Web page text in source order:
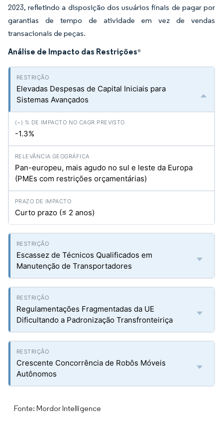
2023, refletindo a disposição dos usuários finais de pagar por
garantias de tempo de atividade em vez de vendas
transacionais de peças.
Análise de Impacto das Restrições*
Elevadas Despesas de Capital Iniciais para
Sistemas Avançados
-1.3%
Pan-europeu, mais agudo no sul e leste da Europa
(PMEs com restrições orçamentárias)
Curto prazo (≤ 2 anos)
Escassez de Técnicos Qualificados em
Manutenção de Transportadores
Regulamentações Fragmentadas da UE
Dificultando a Padronização Transfronteiriça
Crescente Concorrência de Robôs Móveis
Autônomos
Fonte: Mordor Intelligence